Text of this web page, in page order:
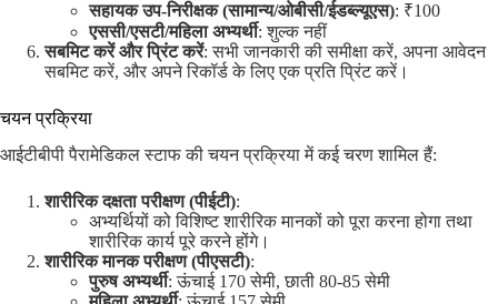
सहायक उप-निरीक्षक (सामान्य/ओबीसी/ईडब्ल्यूएस): ₹100
एससी/एसटी/महिला अभ्यर्थी: शुल्क नहीं
सबमिट करें और प्रिंट करें: सभी जानकारी की समीक्षा करें, अपना आवेदन
सबमिट करें, और अपने रिकॉर्ड के लिए एक प्रति प्रिंट करें।
चयन प्रक्रिया
आईटीबीपी पैरामेडिकल स्टाफ की चयन प्रक्रिया में कई चरण शामिल हैं:
शारीरिक दक्षता परीक्षण (पीईटी):
अभ्यर्थियों को विशिष्ट शारीरिक मानकों को पूरा करना होगा तथा
शारीरिक कार्य पूरे करने होंगे।
शारीरिक मानक परीक्षण (पीएसटी):
पुरुष अभ्यर्थी: ऊंचाई 170 सेमी, छाती 80-85 सेमी